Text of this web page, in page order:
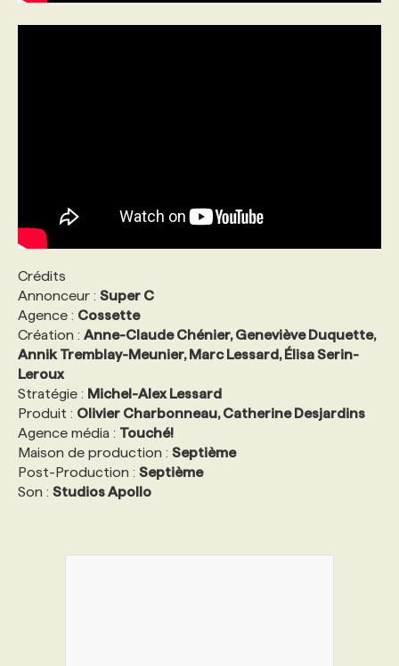
Crédits
Annonceur : Super C
Agence : Cossette
Création : Anne-Claude Chénier, Geneviève Duquette,
Annik Tremblay-Meunier, Marc Lessard, Élisa Serin-
Leroux
Stratégie : Michel-Alex Lessard
Produit : Olivier Charbonneau, Catherine Desjardins
Agence média : Touché!
Maison de production : Septième
Post-Production : Septième
Son : Studios Apollo